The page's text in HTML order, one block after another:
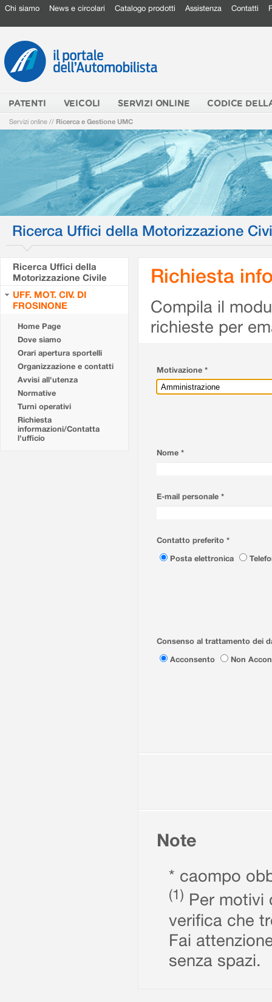
Chi siamo News e circolari Catalogo prodotti Assistenza Contatti
PATENTI VEICOLI SERVIZI ONLINE CODICE
Servizi online // Ricerca e Gestione UMC
Ricerca Uffici della Motorizzazione
Ricerca Uffici della
Motorizzazione Civile
UFF. MOT. CIV. DI
FROSINONE
Home Page
Dove siamo
Orari apertura sportelli
Organizzazione e contatti
Avvisi all'utenza
Normative
Turni operativi
Richiesta
informazioni/Contatta
l'ufficio
Richiesta
Compila il
richieste per
Motivazione *
Nome *
E-mail personale *
Contatto preferito *
Posta elettronica
Consenso al trattamento dei
Acconsento
Non
Note
* caompo
(1) Per motivi
verifica che
Fai
senza spazi.